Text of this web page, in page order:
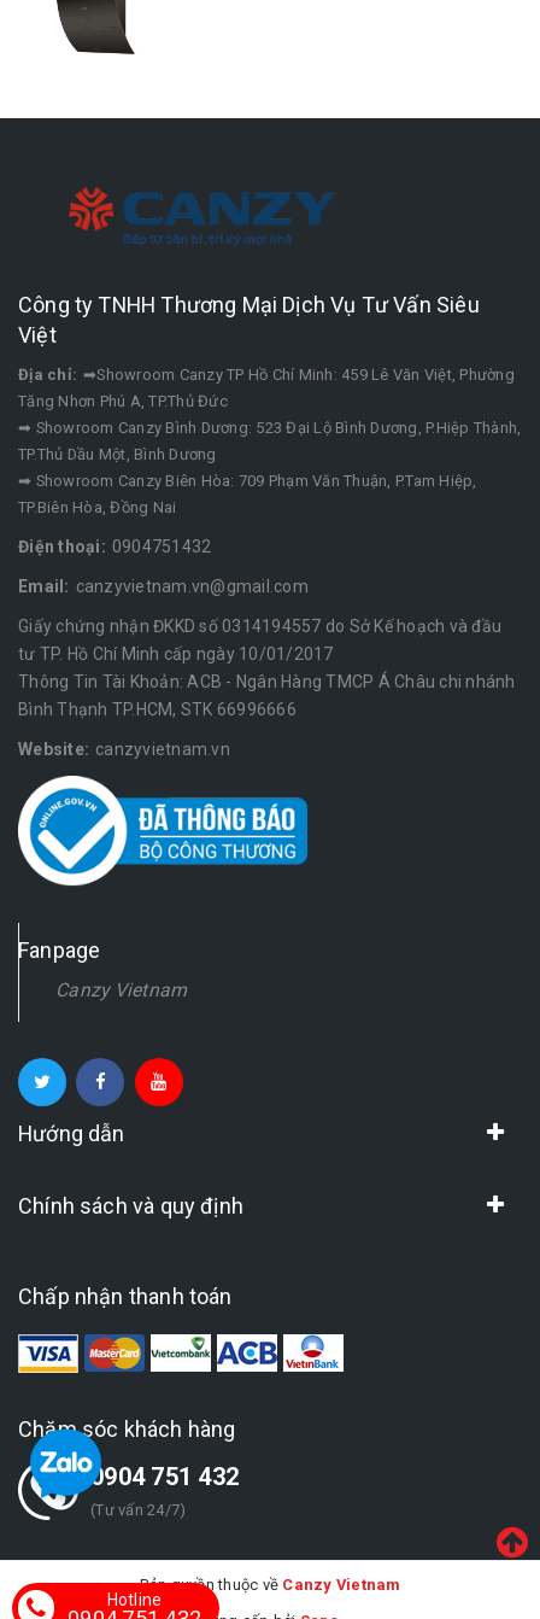
Công ty TNHH Thương Mại Dịch Vụ Tư Vấn Siêu
Việt
Địa chỉ: ➡Showroom Canzy TP Hồ Chí Minh: 459 Lê Văn Việt, Phường
Tăng Nhơn Phú A, TP.Thủ Đức
➡ Showroom Canzy Bình Dương: 523 Đại Lộ Bình Dương, P.Hiệp Thành,
TP.Thủ Dầu Một, Bình Dương
➡ Showroom Canzy Biên Hòa: 709 Phạm Văn Thuận, P.Tam Hiệp,
TP.Biên Hòa, Đồng Nai
Điện thoại: 0904751432
Email: canzyvietnam.vn@gmail.com
Giấy chứng nhận ĐKKD số 0314194557 do Sở Kế hoạch và đầu
tư TP. Hồ Chí Minh cấp ngày 10/01/2017
Thông Tin Tài Khoản: ACB - Ngân Hàng TMCP Á Châu chi nhánh
Bình Thạnh TP.HCM, STK 66996666
Website: canzyvietnam.vn
Fanpage
Canzy Vietnam
Hướng dẫn
Chính sách và quy định
Chấp nhận thanh toán
Chăm sóc khách hàng
0904 751 432
(Tư vấn 24/7)
Bản quyền thuộc về Canzy Vietnam
Hotline